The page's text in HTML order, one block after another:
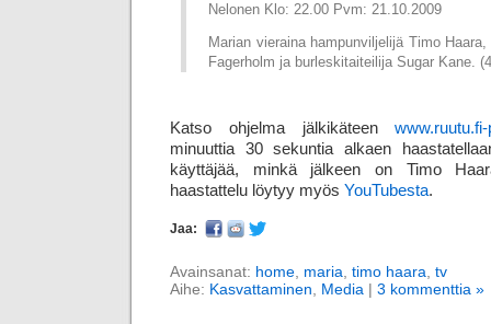
Nelonen Klo: 22.00 Pvm: 21.10.2009
Marian vieraina hampunviljelijä Timo
Fagerholm ja burleskitaiteilija Sugar Kane.
Katso ohjelma jälkikäteen
minuuttia 30 sekuntia alkaen
käyttäjää, minkä jälkeen on Timo
haastattelu löytyy myös YouTubesta.
Jaa:
Avainsanat: home maria timo haara tv
Aihe: Kasvattaminen Media | 3 kommenttia »